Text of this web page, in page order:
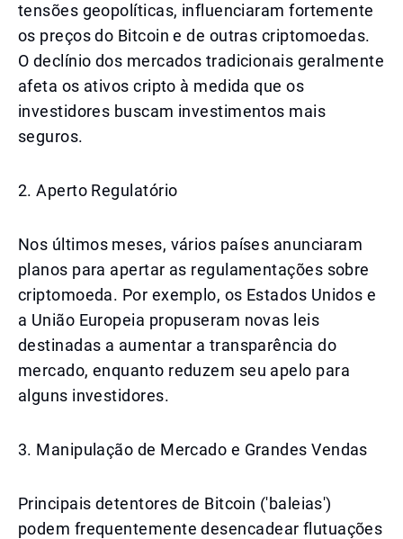
tensões geopolíticas, influenciaram fortemente
os preços do Bitcoin e de outras criptomoedas.
O declínio dos mercados tradicionais geralmente
afeta os ativos cripto à medida que os
investidores buscam investimentos mais
seguros.
2. Aperto Regulatório
Nos últimos meses, vários países anunciaram
planos para apertar as regulamentações sobre
criptomoeda. Por exemplo, os Estados Unidos e
a União Europeia propuseram novas leis
destinadas a aumentar a transparência do
mercado, enquanto reduzem seu apelo para
alguns investidores.
3. Manipulação de Mercado e Grandes Vendas
Principais detentores de Bitcoin ('baleias')
podem frequentemente desencadear flutuações